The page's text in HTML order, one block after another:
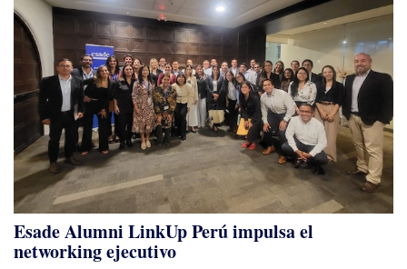
Esade Alumni LinkUp Perú impulsa el
networking ejecutivo